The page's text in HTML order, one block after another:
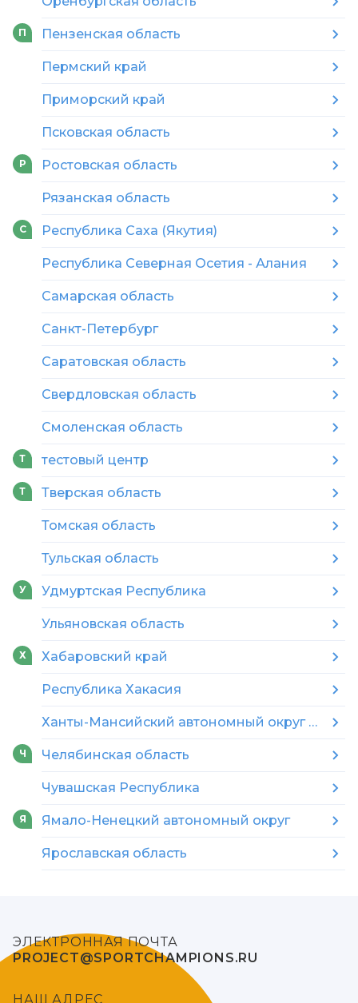
П Пензенская область
Пермский край
Приморский край
Псковская область
Р Ростовская область
Рязанская область
С Республика Саха (Якутия)
Республика Северная Осетия - Алания
Самарская область
Санкт-Петербург
Саратовская область
Свердловская область
Смоленская область
Т тестовый центр
Т Тверская область
Томская область
Тульская область
У Удмуртская Республика
Ульяновская область
Х Хабаровский край
Республика Хакасия
Ханты-Мансийский автономный округ — Югра
Ч Челябинская область
Чувашская Республика
Я Ямало-Ненецкий автономный округ
Ярославская область
ЭЛЕКТРОННАЯ ПОЧТА
PROJECT@SPORTCHAMPIONS.RU
НАШ АДРЕС